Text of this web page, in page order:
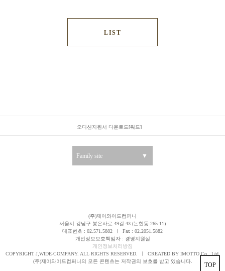
LIST
오디션지원서 다운로드[워드]
Family site ▼
(주)제이와이드컴퍼니
서울시 강남구 봉은사로 49길 43 (논현동 265-11)
대표번호 : 02.571.5882
Fax : 02.2051.5882
개인정보보호책임자 : 경영지원실
개인정보처리방침
COPYRIGHT J,WIDE-COMPANY. ALL RIGHTS RESERVED.
CREATED BY IMOTTO Co., Ltd.
(주)제이와이드컴퍼니의 모든 콘텐츠는 저작권의 보호를 받고 있습니다.
TOP